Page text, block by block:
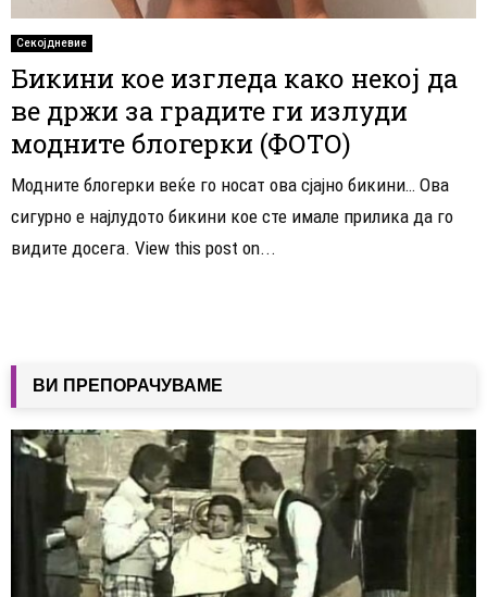
Секојдневие
Бикини кое изгледа како некој да
ве држи за градите ги излуди
модните блогерки (ФОТО)
Модните блогерки веќе го носат ова сјајно бикини… Ова
сигурно е најлудото бикини кое сте имале прилика да го
видите досега. View this post on...
ВИ ПРЕПОРАЧУВАМЕ